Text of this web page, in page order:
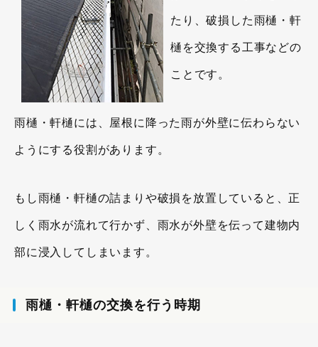
たり、破損した雨樋・軒
樋を交換する工事などの
ことです。
雨樋・軒樋には、屋根に降った雨が外壁に伝わらない
ようにする役割があります。
もし雨樋・軒樋の詰まりや破損を放置していると、正
しく雨水が流れて行かず、雨水が外壁を伝って建物内
部に浸入してしまいます。
雨樋・軒樋の交換を行う時期